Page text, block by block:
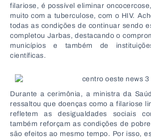
filariose, é possível eliminar
muito com a tuberculose, com o HIV.
todas as condições de continuar sendo
completou Jarbas, destacando o
municípios e também de
científicas.
Durante a cerimônia, a ministra da
ressaltou que doenças como a filariose
refletem as desigualdades sociais
também reforçam as condições de
são efeitos ao mesmo tempo. Por isso,